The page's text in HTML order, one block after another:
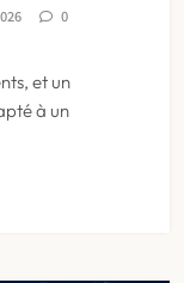
0
et un
à un